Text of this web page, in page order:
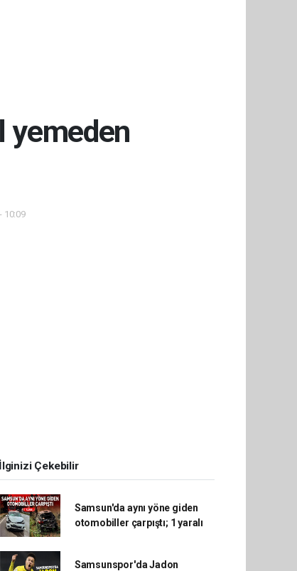
yemeden
10:09
İlginizi Çekebilir
Samsun'da aynı yöne giden
otomobiller çarpıştı; 1 yaralı
Samsunspor'da Jadon